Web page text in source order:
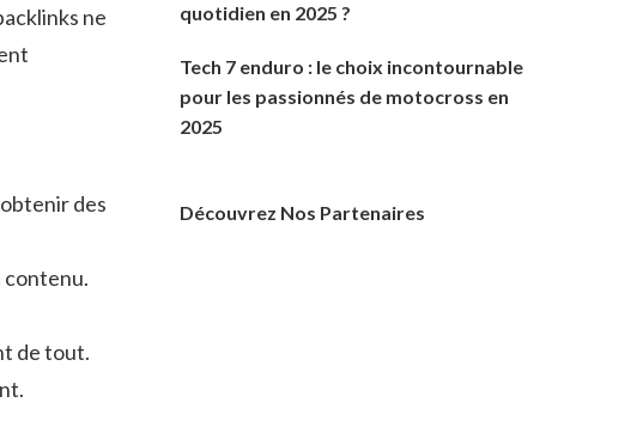
ne
des
contenu.
de tout.
quotidien en 2025 ?
Tech 7 enduro : le choix incontournable
pour les passionnés de motocross en
2025
Découvrez Nos Partenaires